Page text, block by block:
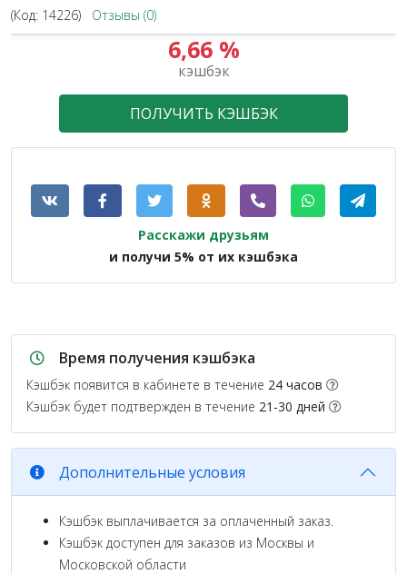
(Код: 14226) Отзывы (0)
6,66 %
кэшбэк
ПОЛУЧИТЬ КЭШБЭК
Расскажи друзьям
и получи 5% от их кэшбэка
Время получения кэшбэка
Кэшбэк появится в кабинете в течение 24 часов
Кэшбэк будет подтвержден в течение 21-30 дней
Дополнительные условия
Кэшбэк выплачивается за оплаченный заказ.
Кэшбэк доступен для заказов из Москвы и
Московской области